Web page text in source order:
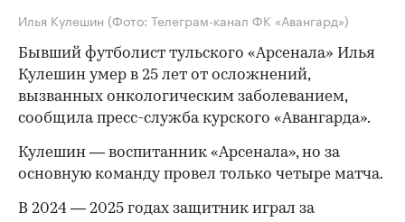
Илья Кулешин (Фото: Телеграм-канал ФК «Авангард»)
Бывший футболист тульского «Арсенала» Илья
Кулешин умер в 25 лет от осложнений,
вызванных онкологическим заболеванием,
сообщила пресс-служба курского «Авангарда».
Кулешин — воспитанник «Арсенала», но за
основную команду провел только четыре матча.
В 2024 — 2025 годах защитник играл за